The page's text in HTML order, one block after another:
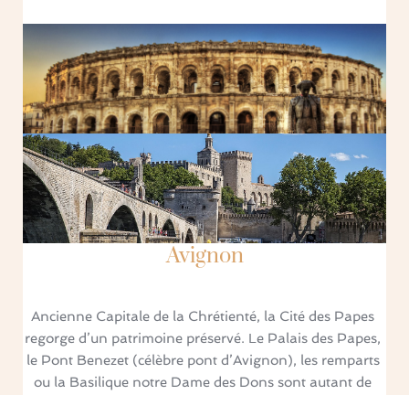
Avignon
Ancienne Capitale de la Chrétienté, la Cité des Papes
regorge d’un patrimoine préservé. Le Palais des Papes,
le Pont Benezet (célèbre pont d’Avignon), les remparts
ou la Basilique notre Dame des Dons sont autant de